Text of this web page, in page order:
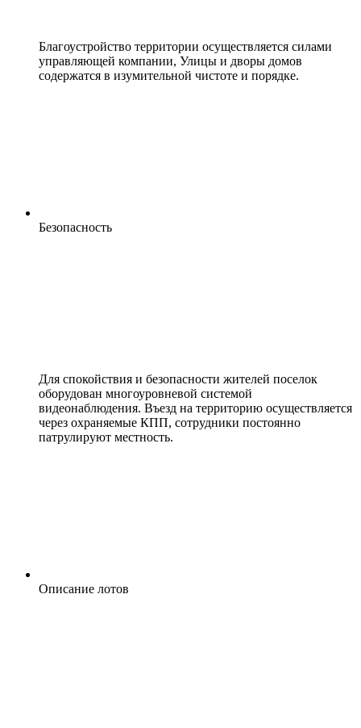
Благоустройство территории осуществляется силами
управляющей компании, Улицы и дворы домов
содержатся в изумительной чистоте и порядке.
Безопасность
Для спокойствия и безопасности жителей поселок
оборудован многоуровневой системой
видеонаблюдения. Въезд на территорию осуществляется
через охраняемые КПП, сотрудники постоянно
патрулируют местность.
Описание лотов